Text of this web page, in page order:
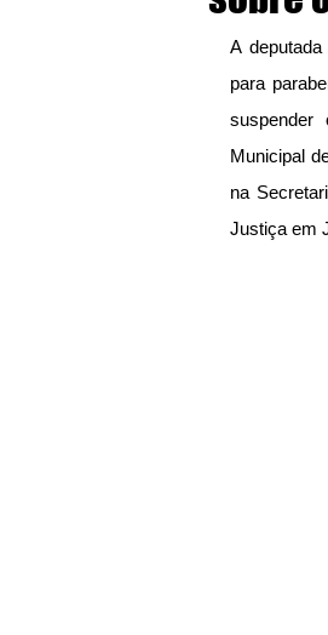
A
para
suspender
Municipal
na
Justiça em